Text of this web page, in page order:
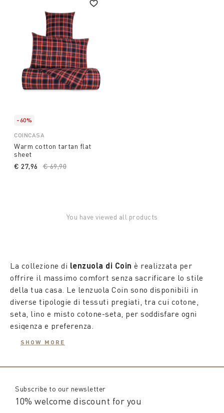
-60%
COINCASA
Warm cotton tartan flat
sheet
Price reduced from
€ 69,90
€ 27,96
You have viewed all products
La collezione di lenzuola di Coin è realizzata per
offrire il massimo comfort senza sacrificare lo stile
della tua casa. Le lenzuola Coin sono disponibili in
diverse tipologie di tessuti pregiati, tra cui cotone,
seta, lino e misto cotone-seta, per soddisfare ogni
esigenza e preferenza.
raffinato, o lenzuola matrimoniali colorate
aggiungere un tocco di vivacità alla tua camera da
set di lenzuola matrimonialidi Coin si adattano
SHOW MORE
Subscribe to our newsletter
10% welcome discount for you